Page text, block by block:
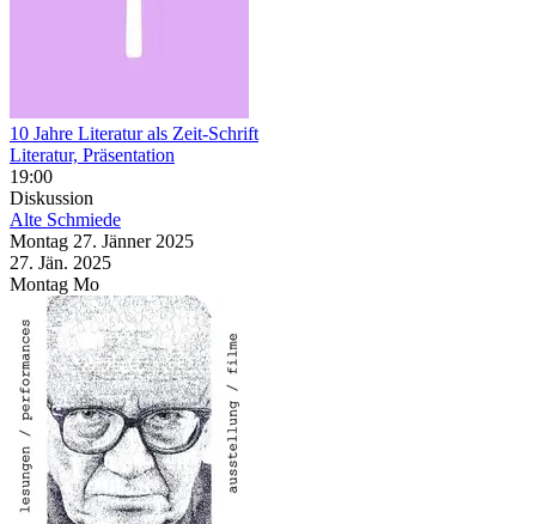
10 Jahre Literatur als Zeit-Schrift
Literatur, Präsentation
19:00
Diskussion
Alte Schmiede
Montag 27. Jänner 2025
27. Jän. 2025
Montag Mo